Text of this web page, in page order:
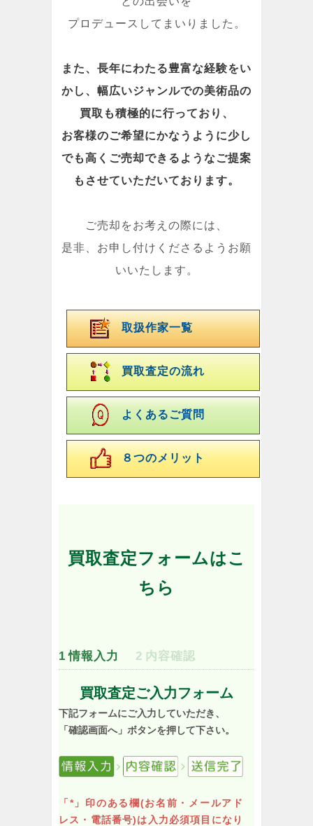
プロデュースしてまいりました。
また、長年にわたる豊富な経験をい
かし、幅広いジャンルでの美術品の
買取も積極的に行っており、
お客様のご希望にかなうように少し
でも高くご売却できるようなご提案
もさせていただいております。
ご売却をお考えの際には、
是非、お申し付けくださるようお願
いいたします。
取扱作家一覧
買取査定の流れ
よくあるご質問
８つのメリット
買取査定フォームはこ
ちら
1 情報入力 2 内容確認
買取査定ご入力フォーム
下記フォームにご入力していただき、
「確認画面へ」ボタンを押して下さい。
「*」印のある欄(お名前・メールアド
レス・電話番号)は入力必須項目になり